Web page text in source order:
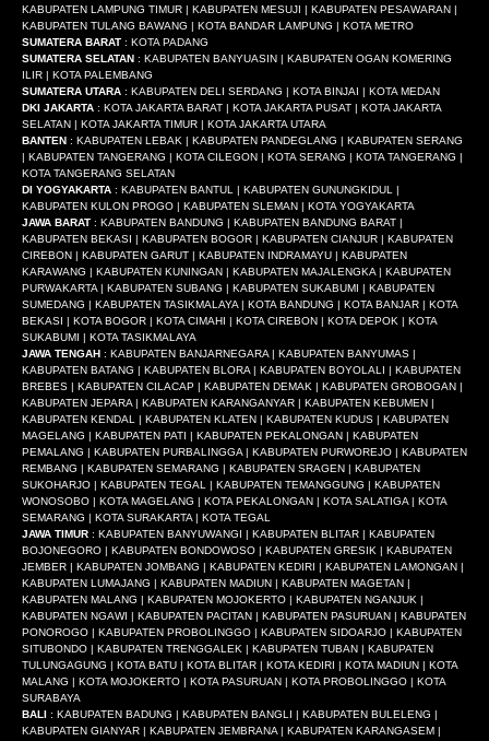
KABUPATEN LAMPUNG TIMUR | KABUPATEN MESUJI | KABUPATEN PESAWARAN |
KABUPATEN TULANG BAWANG | KOTA BANDAR LAMPUNG | KOTA METRO
SUMATERA BARAT : KOTA PADANG
SUMATERA SELATAN : KABUPATEN BANYUASIN | KABUPATEN OGAN KOMERING
ILIR | KOTA PALEMBANG
SUMATERA UTARA : KABUPATEN DELI SERDANG | KOTA BINJAI | KOTA MEDAN
DKI JAKARTA : KOTA JAKARTA BARAT | KOTA JAKARTA PUSAT | KOTA JAKARTA
SELATAN | KOTA JAKARTA TIMUR | KOTA JAKARTA UTARA
BANTEN : KABUPATEN LEBAK | KABUPATEN PANDEGLANG | KABUPATEN SERANG
| KABUPATEN TANGERANG | KOTA CILEGON | KOTA SERANG | KOTA TANGERANG |
KOTA TANGERANG SELATAN
DI YOGYAKARTA : KABUPATEN BANTUL | KABUPATEN GUNUNGKIDUL |
KABUPATEN KULON PROGO | KABUPATEN SLEMAN | KOTA YOGYAKARTA
JAWA BARAT : KABUPATEN BANDUNG | KABUPATEN BANDUNG BARAT |
KABUPATEN BEKASI | KABUPATEN BOGOR | KABUPATEN CIANJUR | KABUPATEN
CIREBON | KABUPATEN GARUT | KABUPATEN INDRAMAYU | KABUPATEN
KARAWANG | KABUPATEN KUNINGAN | KABUPATEN MAJALENGKA | KABUPATEN
PURWAKARTA | KABUPATEN SUBANG | KABUPATEN SUKABUMI | KABUPATEN
SUMEDANG | KABUPATEN TASIKMALAYA | KOTA BANDUNG | KOTA BANJAR | KOTA
BEKASI | KOTA BOGOR | KOTA CIMAHI | KOTA CIREBON | KOTA DEPOK | KOTA
SUKABUMI | KOTA TASIKMALAYA
JAWA TENGAH : KABUPATEN BANJARNEGARA | KABUPATEN BANYUMAS |
KABUPATEN BATANG | KABUPATEN BLORA | KABUPATEN BOYOLALI | KABUPATEN
BREBES | KABUPATEN CILACAP | KABUPATEN DEMAK | KABUPATEN GROBOGAN |
KABUPATEN JEPARA | KABUPATEN KARANGANYAR | KABUPATEN KEBUMEN |
KABUPATEN KENDAL | KABUPATEN KLATEN | KABUPATEN KUDUS | KABUPATEN
MAGELANG | KABUPATEN PATI | KABUPATEN PEKALONGAN | KABUPATEN
PEMALANG | KABUPATEN PURBALINGGA | KABUPATEN PURWOREJO | KABUPATEN
REMBANG | KABUPATEN SEMARANG | KABUPATEN SRAGEN | KABUPATEN
SUKOHARJO | KABUPATEN TEGAL | KABUPATEN TEMANGGUNG | KABUPATEN
WONOSOBO | KOTA MAGELANG | KOTA PEKALONGAN | KOTA SALATIGA | KOTA
SEMARANG | KOTA SURAKARTA | KOTA TEGAL
JAWA TIMUR : KABUPATEN BANYUWANGI | KABUPATEN BLITAR | KABUPATEN
BOJONEGORO | KABUPATEN BONDOWOSO | KABUPATEN GRESIK | KABUPATEN
JEMBER | KABUPATEN JOMBANG | KABUPATEN KEDIRI | KABUPATEN LAMONGAN |
KABUPATEN LUMAJANG | KABUPATEN MADIUN | KABUPATEN MAGETAN |
KABUPATEN MALANG | KABUPATEN MOJOKERTO | KABUPATEN NGANJUK |
KABUPATEN NGAWI | KABUPATEN PACITAN | KABUPATEN PASURUAN | KABUPATEN
PONOROGO | KABUPATEN PROBOLINGGO | KABUPATEN SIDOARJO | KABUPATEN
SITUBONDO | KABUPATEN TRENGGALEK | KABUPATEN TUBAN | KABUPATEN
TULUNGAGUNG | KOTA BATU | KOTA BLITAR | KOTA KEDIRI | KOTA MADIUN | KOTA
MALANG | KOTA MOJOKERTO | KOTA PASURUAN | KOTA PROBOLINGGO | KOTA
SURABAYA
BALI : KABUPATEN BADUNG | KABUPATEN BANGLI | KABUPATEN BULELENG |
KABUPATEN GIANYAR | KABUPATEN JEMBRANA | KABUPATEN KARANGASEM |